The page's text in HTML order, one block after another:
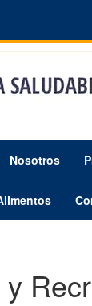
Nosotros